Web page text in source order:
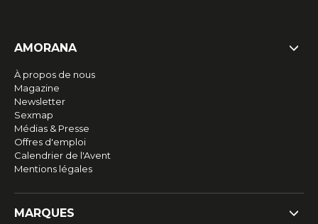
AMORANA
À propos de nous
Magazine
Newsletter
Sexmap
Médias & Presse
Offres d'emploi
Calendrier de l'Avent
Mentions légales
MARQUES